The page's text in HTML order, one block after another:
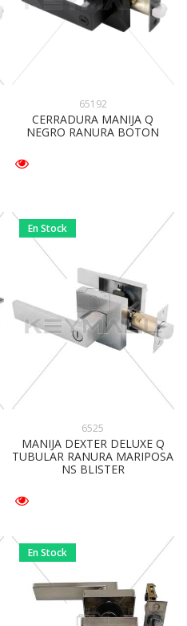
65192
CERRADURA MANIJA Q
NEGRO RANURA BOTON
En Stock
6525
MANIJA DEXTER DELUXE Q
TUBULAR RANURA MARIPOSA
NS BLISTER
En Stock